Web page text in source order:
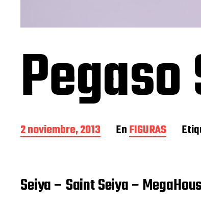
F
e
a
d
2 noviembre, 2013 EnFIGURAS
Seiya – Saint Seiya –